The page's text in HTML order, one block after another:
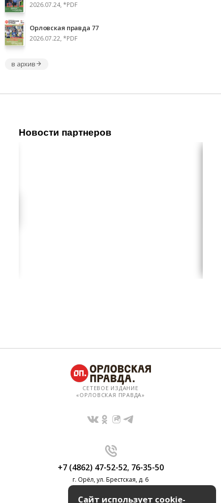
2026.07.24, *PDF
Орловская правда 77
2026.07.22, *PDF
в архив
Новости партнеров
СЕТЕВОЕ ИЗДАНИЕ
«ОРЛОВСКАЯ ПРАВДА»
+7 (4862) 47-52-52, 76-35-50
г. Орёл, ул. Брестская, д. 6
Сайт использует cookie-